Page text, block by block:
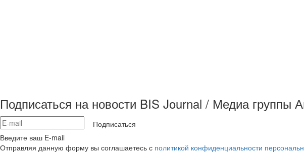
Подписаться на новости BIS Journal / Медиа группы
Подписаться
Введите ваш E-mail
Отправляя данную форму вы соглашаетесь с политикой конфиденциальности